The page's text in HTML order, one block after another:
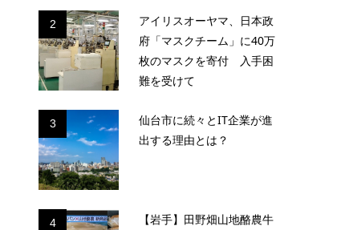
2
アイリスオーヤマ、日本政
府「マスクチーム」に40万
枚のマスクを寄付 入手困
難を受けて
3
仙台市に続々とIT企業が進
出する理由とは？
4
【岩手】田野畑山地酪農牛